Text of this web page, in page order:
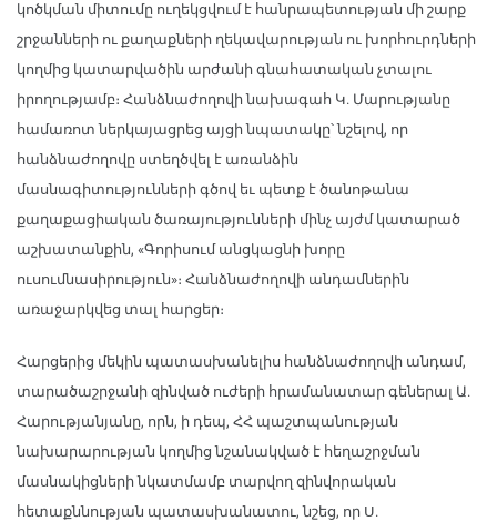
կոծկման միտումը ուղեկցվում է հանրապետության մի շարք
շրջանների ու քաղաքների ղեկավարության ու խորհուրդների
կողմից կատարվածին արժանի գնահատական չտալու
իրողությամբ։ Հանձնաժողովի նախագահ Կ. Մարությանը
համառոտ ներկայացրեց այցի նպատակը՝ նշելով, որ
հանձնաժողովը ստեղծվել է առանձին
մասնագիտությունների գծով եւ պետք է ծանոթանա
քաղաքացիական ծառայությունների մինչ այժմ կատարած
աշխատանքին, «Գորիսում անցկացնի խորը
ուսումնասիրություն»։ Հանձնաժողովի անդամներին
առաջարկվեց տալ հարցեր։
Հարցերից մեկին պատասխանելիս հանձնաժողովի անդամ,
տարածաշրջանի զինված ուժերի հրամանատար գեներալ Ա.
Հարությանյանը, որն, ի դեպ, ՀՀ պաշտպանության
նախարարության կողմից նշանակված է հեղաշրջման
մասնակիցների նկատմամբ տարվող զինվորական
հետաքննության պատասխանատու, նշեց, որ Ս.